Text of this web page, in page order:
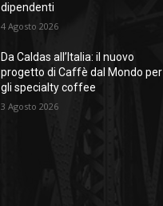
dipendenti
4 Agosto 2026
Da Caldas all’Italia: il nuovo
progetto di Caffè dal Mondo per
gli specialty coffee
3 Agosto 2026